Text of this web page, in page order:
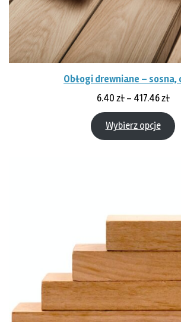
Obłogi drewniane – sosna,
6.40 zł – 417.46zł
od
Wybierz opcje